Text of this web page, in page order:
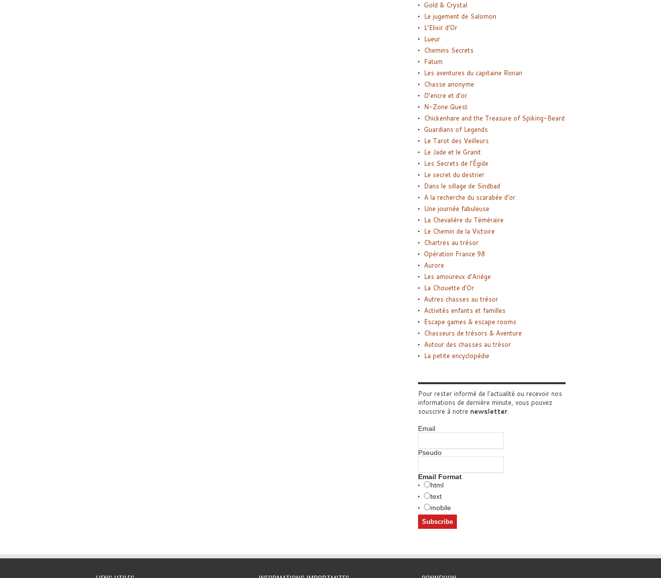
Gold & Crystal
Le jugement de Salomon
L’Elixir d’Or
Lueur
Chemins Secrets
Fatum
Les aventures du capitaine Ronan
Chasse anonyme
D’encre et d’or
N-Zone Quest
Chickenhare and the Treasure of Spiking-Beard
Guardians of Legends
Le Tarot des Veilleurs
Le Jade et le Granit
Les Secrets de l’Égide
Le secret du destrier
Dans le sillage de Sindbad
A la recherche du scarabée d’or
Une journée fabuleuse
La Chevalière du Téméraire
Le Chemin de la Victoire
Chartres au trésor
Opération France 98
Aurore
Les amoureux d’Ariège
La Chouette d’Or
Autres chasses au trésor
Activités enfants et familles
Escape games & escape rooms
Chasseurs de trésors & Aventure
Autour des chasses au trésor
La petite encyclopédie
Pour rester informé de l'actualité ou recevoir nos
informations de dernière minute, vous pouvez
souscrire à notre newsletter.
Email
Pseudo
Email Format
html
text
mobile